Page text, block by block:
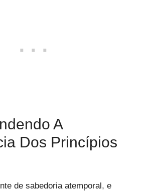
A
Dos Princípios
de sabedoria atemporal, e